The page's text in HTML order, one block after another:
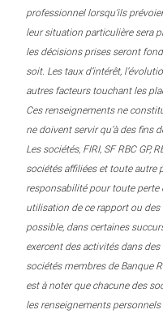
professionnel lorsqu’ils
leur situation particulière sera
les décisions prises seront
soit. Les taux d’intérêt,
autres facteurs touchant les
Ces renseignements ne
ne doivent servir qu’à des fins
Les sociétés, FIRI, SF RBC GP,
sociétés affiliées et toute autre
responsabilité pour toute
utilisation de ce rapport ou
possible, dans certaines
exercent des activités dans des
sociétés membres de Banque
est à noter que chacune des
les renseignements